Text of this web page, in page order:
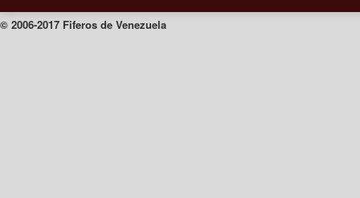
© 2006-2017 Fiferos de Venezuela